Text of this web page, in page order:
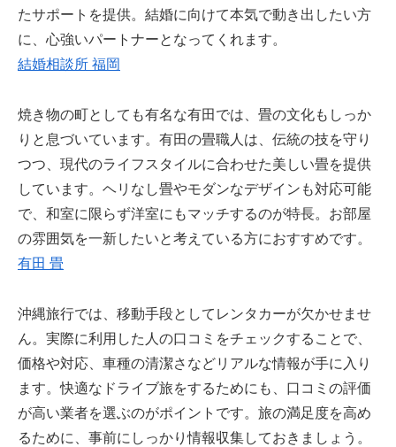
たサポートを提供。結婚に向けて本気で動き出したい方
に、心強いパートナーとなってくれます。
結婚相談所 福岡
焼き物の町としても有名な有田では、畳の文化もしっか
りと息づいています。有田の畳職人は、伝統の技を守り
つつ、現代のライフスタイルに合わせた美しい畳を提供
しています。ヘリなし畳やモダンなデザインも対応可能
で、和室に限らず洋室にもマッチするのが特長。お部屋
の雰囲気を一新したいと考えている方におすすめです。
有田 畳
沖縄旅行では、移動手段としてレンタカーが欠かせませ
ん。実際に利用した人の口コミをチェックすることで、
価格や対応、車種の清潔さなどリアルな情報が手に入り
ます。快適なドライブ旅をするためにも、口コミの評価
が高い業者を選ぶのがポイントです。旅の満足度を高め
るために、事前にしっかり情報収集しておきましょう。